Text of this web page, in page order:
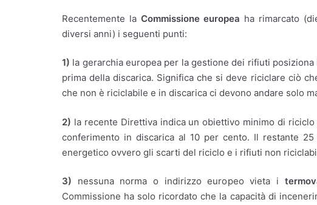
Recentemente la Commissione europea ha rimarcato
diversi anni) i seguenti punti:
1) la gerarchia europea per la gestione dei rifiuti posiziona
prima della discarica. Significa che si deve riciclare ciò
che non è riciclabile e in discarica ci devono andare solo
2) la recente Direttiva indica un obiettivo minimo di
conferimento in discarica al 10 per cento. Il restante
energetico ovvero gli scarti del riciclo e i rifiuti non
3) nessuna norma o indirizzo europeo vieta i
Commissione ha solo ricordato che la capacità di